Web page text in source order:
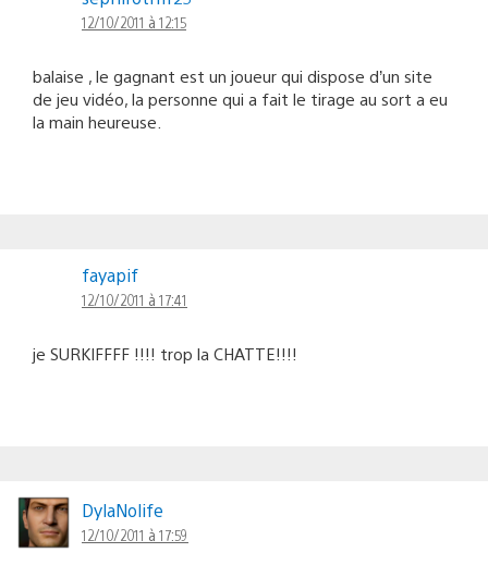
12/10/2011 à 12:15
balaise , le gagnant est un joueur qui dispose d’un site
de jeu vidéo, la personne qui a fait le tirage au sort a eu
la main heureuse.
fayapif
12/10/2011 à 17:41
je SURKIFFFF !!!! trop la CHATTE!!!!
DylaNolife
12/10/2011 à 17:59